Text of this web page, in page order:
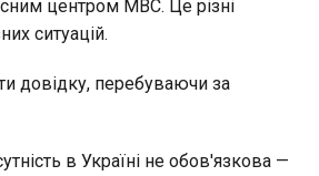
центром МВС. Це різні
ситуацій.
довідку, перебуваючи за
в Україні не обов'язкова —